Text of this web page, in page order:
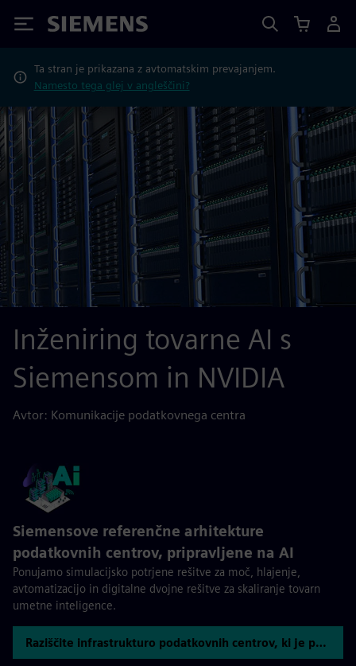
Siemens
Ta stran je prikazana z avtomatskim prevajanjem.
Namesto tega glej v angleščini?
Inženiring tovarne AI s
Siemensom in NVIDIA
Avtor: Komunikacije podatkovnega centra
Siemensove referenčne arhitekture
podatkovnih centrov, pripravljene na AI
Ponujamo simulacijsko potrjene rešitve za moč, hlajenje,
avtomatizacijo in digitalne dvojne rešitve za skaliranje tovarn
umetne inteligence.
Raziščite infrastrukturo podatkovnih centrov, ki je pripravljena na